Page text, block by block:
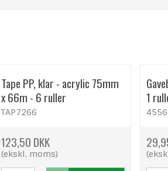
Tape PP, klar - acrylic 75mm
x 66m - 6 ruller
TAP7266
123,50 DKK
(ekskl. moms)
1